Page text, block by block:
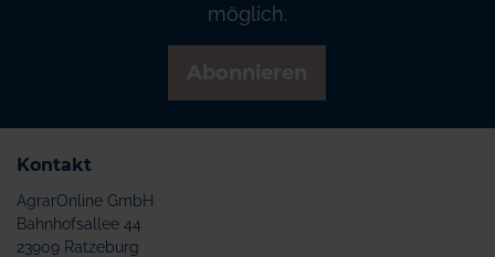
möglich.
Kontakt
AgrarOnline GmbH
Bahnhofsallee 44
23909 Ratzeburg